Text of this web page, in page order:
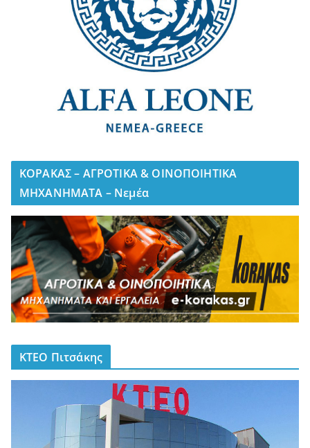
ΚΟΡΑΚΑΣ – ΑΓΡΟΤΙΚΑ & ΟΙΝΟΠΟΙΗΤΙΚΑ
ΜΗΧΑΝΗΜΑΤΑ – Νεμέα
ΚΤΕΟ Πιτσάκης